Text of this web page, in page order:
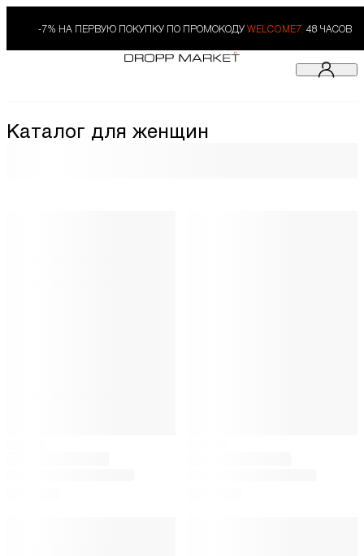
-7% НА ПЕРВУЮ ПОКУПКУ ПО ПРОМОКОДУ WELCOME7. 48 ЧАСОВ
Каталог для женщин